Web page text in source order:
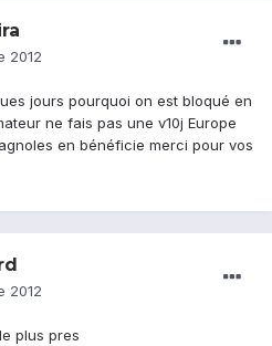
2012
jours pourquoi on est bloqué en
ne fais pas une v10j Europe
en bénéficie merci pour vos
2012
plus pres